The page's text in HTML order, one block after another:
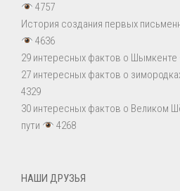
4757
История создания первых
4636
29 интересных фактов о Шымкенте
27 интересных фактов о
4329
30 интересных фактов о Великом
пути
4268
НАШИ ДРУЗЬЯ